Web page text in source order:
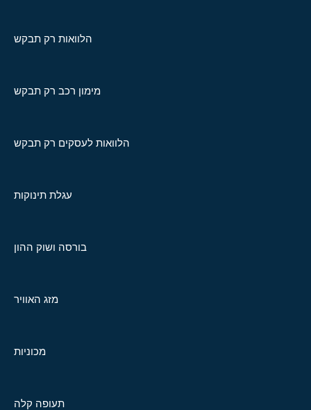
הלוואות רק תבקש
מימון רכב רק תבקש
הלוואות לעסקים רק תבקש
עגלת תינוקות
בורסה ושוק ההון
מזג האוויר
מכוניות
תעופה קלה